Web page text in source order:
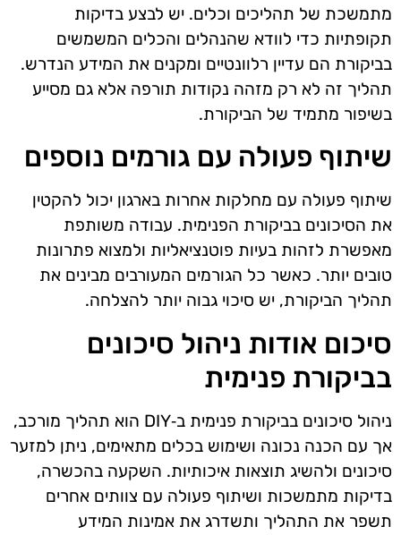
מתמשכת של תהליכים וכלים. יש לבצע בדיקות
תקופתיות כדי לוודא שהנהלים והכלים המשמשים
בביקורת הם עדיין רלוונטיים ומקנים את המידע הנדרש.
תהליך זה לא רק מזהה נקודות תורפה אלא גם מסייע
בשיפור מתמיד של הביקורת.
שיתוף פעולה עם גורמים נוספים
שיתוף פעולה עם מחלקות אחרות בארגון יכול להקטין
את הסיכונים בביקורת הפנימית. עבודה משותפת
מאפשרת לזהות בעיות פוטנציאליות ולמצוא פתרונות
טובים יותר. כאשר כל הגורמים המעורבים מבינים את
תהליך הביקורת, יש סיכוי גבוה יותר להצלחה.
סיכום אודות ניהול סיכונים
בביקורת פנימית
ניהול סיכונים בביקורת פנימית ב‑DIY הוא תהליך מורכב,
אך עם הכנה נכונה ושימוש בכלים מתאימים, ניתן למזער
סיכונים ולהשיג תוצאות איכותיות. השקעה בהכשרה,
בדיקות מתמשכות ושיתוף פעולה עם צוותים אחרים
תשפר את התהליך ותשדרג את אמינות המידע